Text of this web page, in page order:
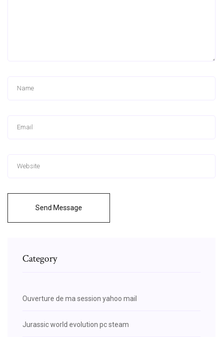
Send Message
Category
Ouverture de ma session yahoo mail
Jurassic world evolution pc steam